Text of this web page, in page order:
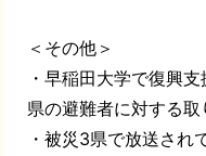
＜その他＞
・早稲田大学で復興
県の避難者に対する取
・被災3県で放送され